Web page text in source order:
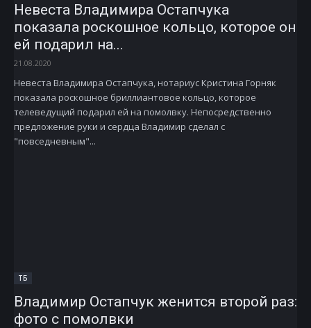
Невеста Владимира Остапчука
показала роскошное кольцо, которое он
ей подарил на...
21.08.2020
Невеста Владимира Остапчука, нотариус Кристина Горняк
показала роскошное бриллиантовое кольцо, которое
телеведущий подарил ей на помолвку. Непосредственно
предложение руки и сердца Владимир сделал с
"повседневным"...
ТБ
Владимир Остапчук женится второй раз:
фото с помолвки